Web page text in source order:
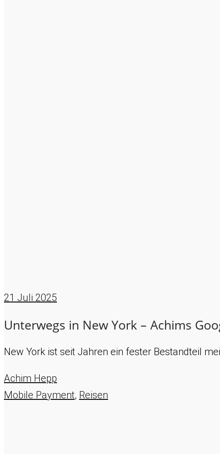
21 Juli 2025
Unterwegs in New York – Achims
New York ist seit Jahren ein fester Bestandteil
Achim Hepp
Mobile Payment, Reisen